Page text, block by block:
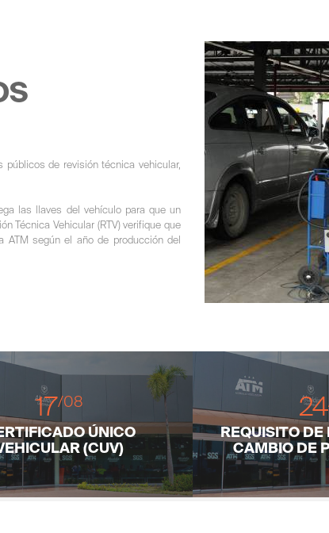
de revisión técnica vehicular,
las llaves del vehículo para que un
Técnica Vehicular (RTV) verifique que
ATM según el año de producción del
17/08
ÚNICO
(CUV)
24
REQUISITO DE
CAMBIO DE